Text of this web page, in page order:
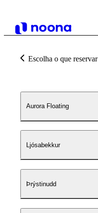
Escolha o que reservar
Aurora Floating
Ljósabekkur
Þrýstinudd